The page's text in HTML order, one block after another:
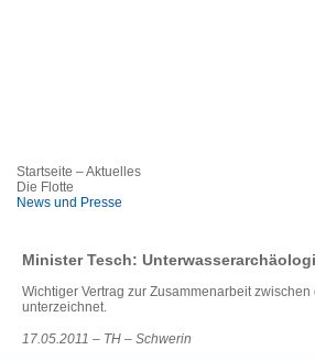
Startseite – Aktuelles
Die Flotte
News und Presse
Minister Tesch:
Wichtiger Vertrag zur Zusammenarbeit
unterzeichnet.
17.05.2011 – TH – Schwerin